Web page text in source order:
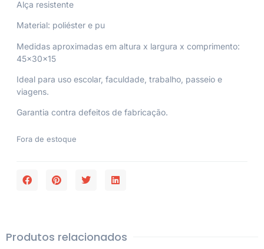
Alça resistente
Material: poliéster e pu
Medidas aproximadas em altura x largura x comprimento:
45x30x15
Ideal para uso escolar, faculdade, trabalho, passeio e
viagens.
Garantia contra defeitos de fabricação.
Fora de estoque
Produtos relacionados